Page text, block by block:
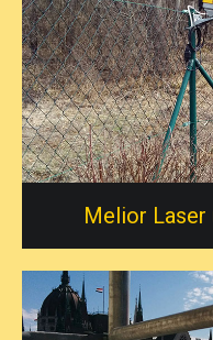
Melior